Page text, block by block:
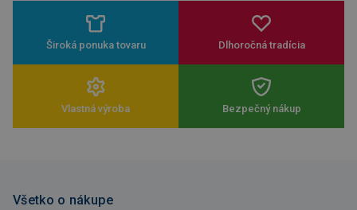
Široká ponuka tovaru Dlhoročná tradícia
Vlastná výroba Bezpečný nákup
Všetko o nákupe